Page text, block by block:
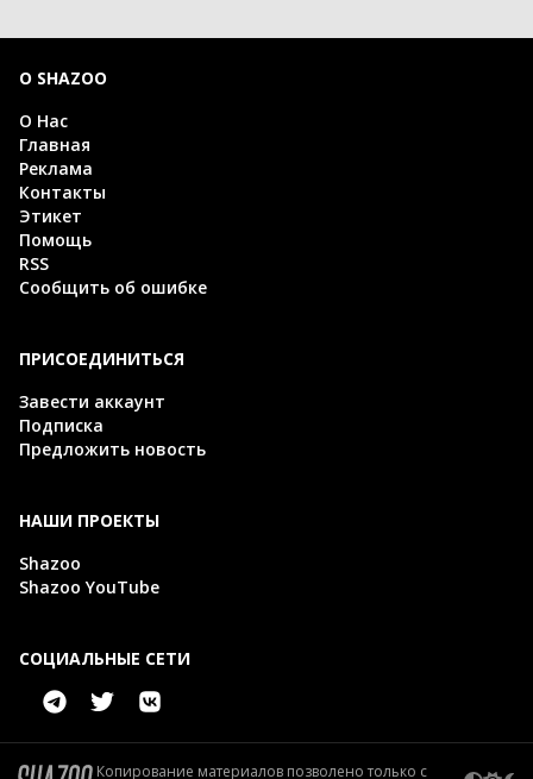
О SHAZOO
О Нас
Главная
Реклама
Контакты
Этикет
Помощь
RSS
Сообщить об ошибке
ПРИСОЕДИНИТЬСЯ
Завести аккаунт
Подписка
Предложить новость
НАШИ ПРОЕКТЫ
Shazoo
Shazoo YouTube
СОЦИАЛЬНЫЕ СЕТИ
Копирование материалов позволено только с